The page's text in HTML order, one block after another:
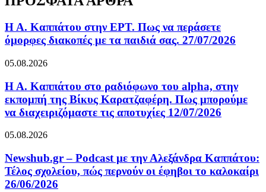
Η Α. Καππάτου στην ΕΡΤ. Πως να περάσετε
όμορφες διακοπές με τα παιδιά σας. 27/07/2026
05.08.2026
Η Α. Καππάτου στο ραδιόφωνο του alpha, στην
εκπομπή της Βίκυς Καρατζαφέρη. Πως μπορούμε
να διαχειριζόμαστε τις αποτυχίες 12/07/2026
05.08.2026
Newshub.gr – Podcast με την Αλεξάνδρα Καππάτου:
Τέλος σχολείου, πώς περνούν οι έφηβοι το καλοκαίρι
26/06/2026